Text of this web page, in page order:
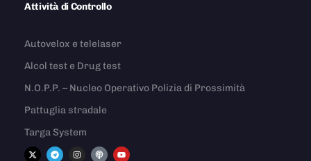
Attività di Controllo
Autovelox e telelaser
Alcol test e Drug test
N.O.P.P. – Nucleo Operativo Polizia di Prossimità
Pattuglia stradale
Targa System